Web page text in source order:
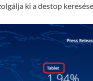
ki a destop